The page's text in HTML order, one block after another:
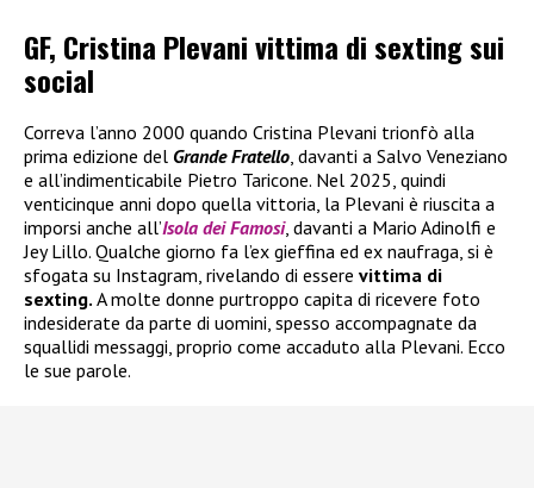
GF, Cristina Plevani vittima di sexting sui
social
Correva l’anno 2000 quando Cristina Plevani trionfò alla
prima edizione del Grande Fratello, davanti a Salvo Veneziano
e all’indimenticabile Pietro Taricone. Nel 2025, quindi
venticinque anni dopo quella vittoria, la Plevani è riuscita a
imporsi anche all’Isola dei Famosi, davanti a Mario Adinolfi e
Jey Lillo. Qualche giorno fa l’ex gieffina ed ex naufraga, si è
sfogata su Instagram, rivelando di essere vittima di
sexting. A molte donne purtroppo capita di ricevere foto
indesiderate da parte di uomini, spesso accompagnate da
squallidi messaggi, proprio come accaduto alla Plevani. Ecco
le sue parole.